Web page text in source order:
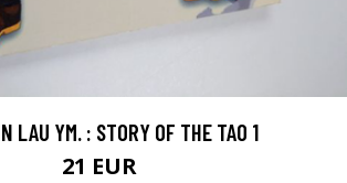
LAU YM. : STORY OF THE TAO 1
21 EUR